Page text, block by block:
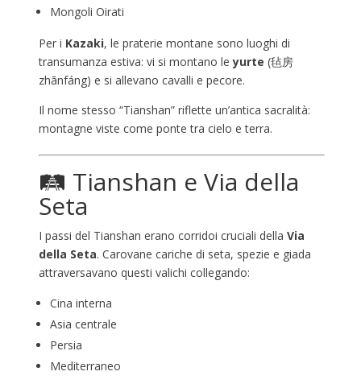
Mongoli Oirati
Per i Kazaki, le praterie montane sono luoghi di
transumanza estiva: vi si montano leyurte (毡房
zhānfáng) e si allevano cavalli e pecore.
Il nome stesso “Tianshan” riflette un’antica sacralità:
montagne viste come ponte tra cielo e terra.
🛤️ Tianshan e Via della
Seta
I passi del Tianshan erano corridoi cruciali della Via
della Seta. Carovane cariche di seta, spezie e giada
attraversavano questi valichi collegando:
Cina interna
Asia centrale
Persia
Mediterraneo